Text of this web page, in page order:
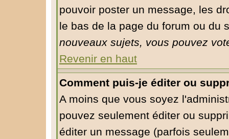
pouvoir poster un message, les
le bas de la page du forum ou du
nouveaux sujets, vous pouvez
Revenir en haut
Comment puis-je éditer ou
A moins que vous soyez
pouvez seulement éditer ou
éditer un message (parfois